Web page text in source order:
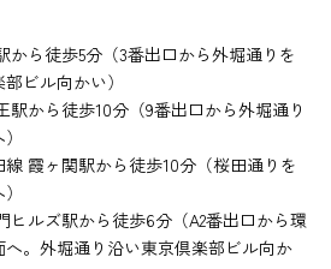
から徒歩5分（3番出口から外堀通りを
ビル向かい）
駅から徒歩10分（9番出口から外堀通り
霞ヶ関駅から徒歩10分（桜田通りを
ヒルズ駅から徒歩6分（A2番出口から環
。外堀通り沿い東京倶楽部ビル向か